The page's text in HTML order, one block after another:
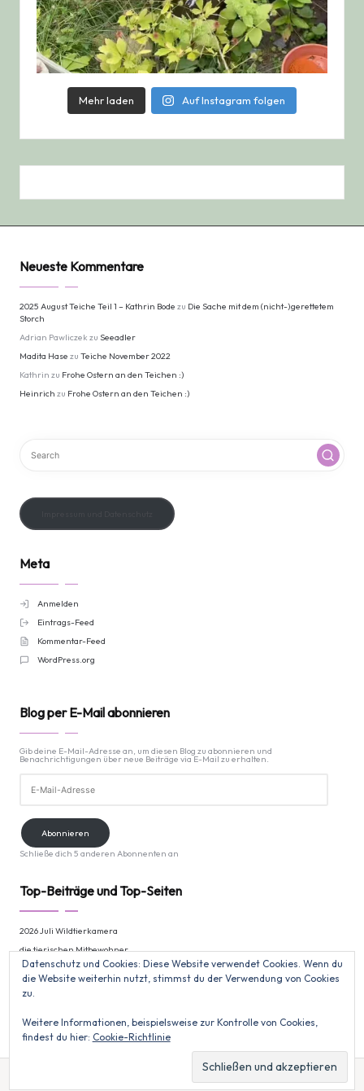
Mehr laden Auf Instagram folgen
Neueste Kommentare
2025 August Teiche Teil 1 – Kathrin Bode zu Die Sache mit dem (nicht-)gerettetem
Storch
Adrian Pawliczek zu Seeadler
Madita Hase zu Teiche November 2022
Kathrin zu Frohe Ostern an den Teichen :)
Heinrich zu Frohe Ostern an den Teichen :)
Meta
Anmelden
Eintrags-Feed
Kommentar-Feed
WordPress.org
Blog per E-Mail abonnieren
Gib deine E-Mail-Adresse an, um diesen Blog zu abonnieren und
Benachrichtigungen über neue Beiträge via E-Mail zu erhalten.
Mail-
Adresse
Abonnieren
Schließe dich 5 anderen Abonnenten an
Top-Beiträge und Top-Seiten
2026 Juli Wildtierkamera
die tierischen Mitbewohner
2023 September Sohrwiese
Datenschutz und Cookies: Diese Website verwendet Cookies. Wenn du
die Website weiterhin nutzt, stimmst du der Verwendung von Cookies
zu.
Weitere Informationen, beispielsweise zur Kontrolle von Cookies,
findest du hier: Cookie-Richtlinie